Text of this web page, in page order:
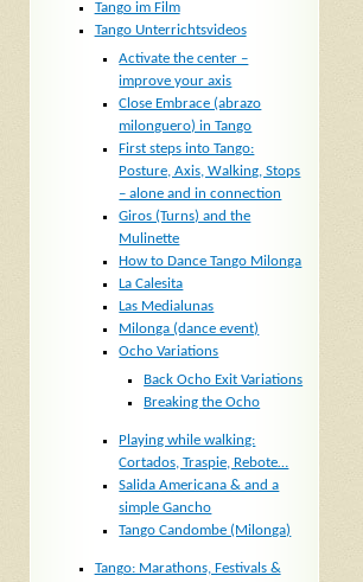
Tango im Film
Tango Unterrichtsvideos
Activate the center –
improve your axis
Close Embrace (abrazo
milonguero) in Tango
First steps into Tango:
Posture, Axis, Walking, Stops
– alone and in connection
Giros (Turns) and the
Mulinette
How to Dance Tango Milonga
La Calesita
Las Medialunas
Milonga (dance event)
Ocho Variations
Back Ocho Exit Variations
Breaking the Ocho
Playing while walking:
Cortados, Traspie, Rebote…
Salida Americana & and a
simple Gancho
Tango Candombe (Milonga)
Tango: Marathons, Festivals &